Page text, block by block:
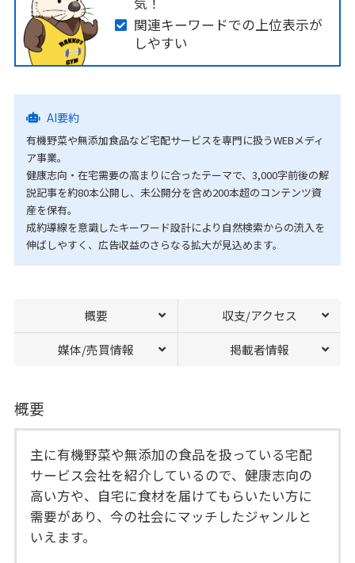
関連キーワードでの上位表示が
しやすい
AI要約
有機野菜や無添加食品など宅配サービスを専門に扱うWEBメディ
ア事業。
健康志向・在宅需要の高まりに合ったテーマで、3,000字前後の解
説記事を約80本公開し、未公開分を含め200本超のコンテンツ資
産を保有。
成約導線を意識したキーワード設計により自然検索からの流入を
伸ばしやすく、広告収益のさらなる拡大が見込めます。
概要 収支/アクセス
媒体/売買情報 掲載者情報
概要
主に有機野菜や無添加の食品を扱っている宅配
サービス会社を紹介しているので、健康志向の
高い方や、自宅に食材を届けてもらいたい方に
需要があり、今の社会にマッチしたジャンルと
いえます。